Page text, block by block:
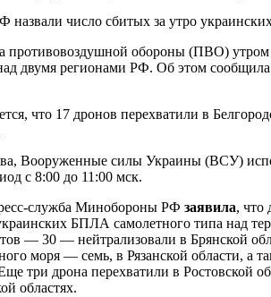
противовоздушной обороны (ПВО)
двумя регионами РФ. Об этом
что 17 дронов перехватили в
Вооруженные силы Украины (ВСУ)
с 8:00 до 11:00 мск.
служба Минобороны РФ заявила, что
БПЛА самолетного типа над
— 30 — нейтрализовали в Брянской
моря — семь, в Рязанской области, а
три дрона перехватили в Ростовской
областях.